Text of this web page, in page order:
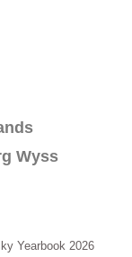
Wyss
Yearbook 2026